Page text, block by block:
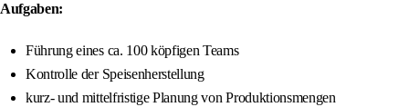
Aufgaben:
Führung eines ca. 100 köpfigen Teams
Kontrolle der Speisenherstellung
kurz- und mittelfristige Planung von Produktionsmengen